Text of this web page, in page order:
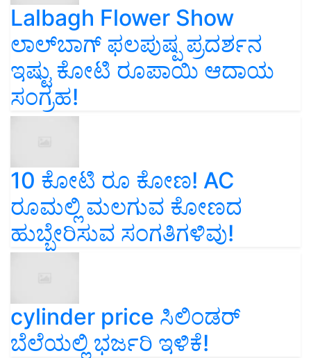
Lalbagh Flower Show
ಲಾಲ್‌ಬಾಗ್ ಫಲಪುಷ್ಪ ಪ್ರದರ್ಶನ
ಇಷ್ಟು ಕೋಟಿ ರೂಪಾಯಿ ಆದಾಯ
ಸಂಗ್ರಹ!
10 ಕೋಟಿ ರೂ ಕೋಣ! AC
ರೂಮಲ್ಲಿ ಮಲಗುವ ಕೋಣದ
ಹುಬ್ಬೇರಿಸುವ ಸಂಗತಿಗಳಿವು!
cylinder price ಸಿಲಿಂಡರ್‌
ಬೆಲೆಯಲ್ಲಿ ಭರ್ಜರಿ ಇಳಿಕೆ!